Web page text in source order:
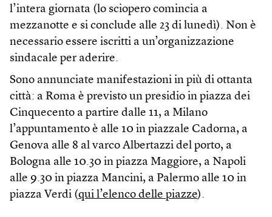
l’intera giornata (lo sciopero comincia a
mezzanotte e si conclude alle 23 di lunedì). Non è
necessario essere iscritti a un’organizzazione
sindacale per aderire.
Sono annunciate manifestazioni in più di ottanta
città: a Roma è previsto un presidio in piazza dei
Cinquecento a partire dalle 11, a Milano
l’appuntamento è alle 10 in piazzale Cadorna, a
Genova alle 8 al varco Albertazzi del porto, a
Bologna alle 10.30 in piazza Maggiore, a Napoli
alle 9.30 in piazza Mancini, a Palermo alle 10 in
piazza Verdi (qui l’elenco delle piazze).